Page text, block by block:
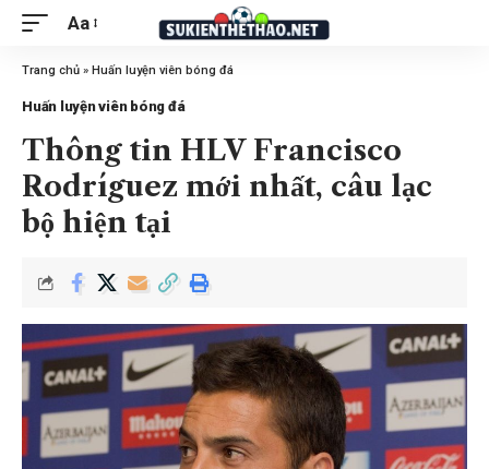
Aa
Trang chủ » Huấn luyện viên bóng đá
Huấn luyện viên bóng đá
Thông tin HLV Francisco
Rodríguez mới nhất, câu lạc
bộ hiện tại